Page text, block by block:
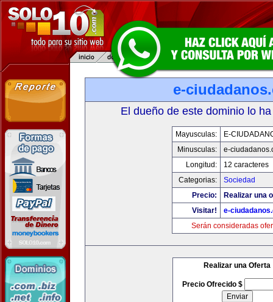
e-
El dueño de este dominio lo
Mayusculas:
E-
Minusculas:
e-
Longitud:
12 caracteres
Categorias:
Sociedad
Precio:
Realizar una
Visitar!
e-
Serán consideradas
Realizar una Oferta
Precio Ofrecido $